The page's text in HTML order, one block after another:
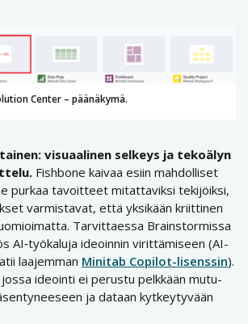
Center – päänäkymä.
visuaalinen selkeys ja tekoälyn
Fishbone kaivaa esiin mahdolliset
purkaa tavoitteet mitattaviksi tekijöiksi,
varmistavat, että yksikään kriittinen
Tarvittaessa Brainstormissa
AI‑työkaluja ideoinnin virittämiseen (AI-
laajemman Minitab Copilot-lisenssin).
ideointi ei perustu pelkkään mutu-
ja dataan kytkeytyvään